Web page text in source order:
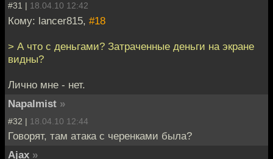
#31 | 18.04.10 12:42
Кому: lancer815, #18
> А что с деньгами? Затраченные деньги на экране
видны?
Лично мне - нет.
Napalmist »
#32 | 18.04.10 12:44
Говорят, там атака с черенками была?
Ajax »